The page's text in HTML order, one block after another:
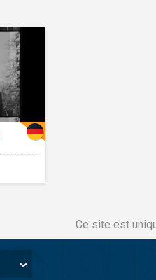
Ce site est